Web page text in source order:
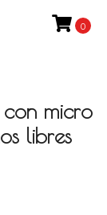
0
micro
libres